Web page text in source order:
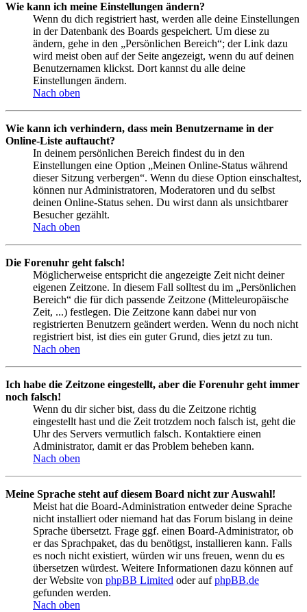
Wie kann ich meine Einstellungen ändern?
Wenn du dich registriert hast, werden alle deine Einstellungen
in der Datenbank des Boards gespeichert. Um diese zu
ändern, gehe in den „Persönlichen Bereich“; der Link dazu
wird meist oben auf der Seite angezeigt, wenn du auf deinen
Benutzernamen klickst. Dort kannst du alle deine
Einstellungen ändern.
Nach oben
Wie kann ich verhindern, dass mein Benutzername in der
Online-Liste auftaucht?
In deinem persönlichen Bereich findest du in den
Einstellungen eine Option „Meinen Online-Status während
dieser Sitzung verbergen“. Wenn du diese Option einschaltest,
können nur Administratoren, Moderatoren und du selbst
deinen Online-Status sehen. Du wirst dann als unsichtbarer
Besucher gezählt.
Nach oben
Die Forenuhr geht falsch!
Möglicherweise entspricht die angezeigte Zeit nicht deiner
eigenen Zeitzone. In diesem Fall solltest du im „Persönlichen
Bereich“ die für dich passende Zeitzone (Mitteleuropäische
Zeit, ...) festlegen. Die Zeitzone kann dabei nur von
registrierten Benutzern geändert werden. Wenn du noch nicht
registriert bist, ist dies ein guter Grund, dies jetzt zu tun.
Nach oben
Ich habe die Zeitzone eingestellt, aber die Forenuhr geht immer
noch falsch!
Wenn du dir sicher bist, dass du die Zeitzone richtig
eingestellt hast und die Zeit trotzdem noch falsch ist, geht die
Uhr des Servers vermutlich falsch. Kontaktiere einen
Administrator, damit er das Problem beheben kann.
Nach oben
Meine Sprache steht auf diesem Board nicht zur Auswahl!
Meist hat die Board-Administration entweder deine Sprache
nicht installiert oder niemand hat das Forum bislang in deine
Sprache übersetzt. Frage ggf. einen Board-Administrator, ob
er das Sprachpaket, das du benötigst, installieren kann. Falls
es noch nicht existiert, würden wir uns freuen, wenn du es
übersetzen würdest. Weitere Informationen dazu können auf
der Website von phpBB Limited oder aufphpBB.de
gefunden werden.
Nach oben